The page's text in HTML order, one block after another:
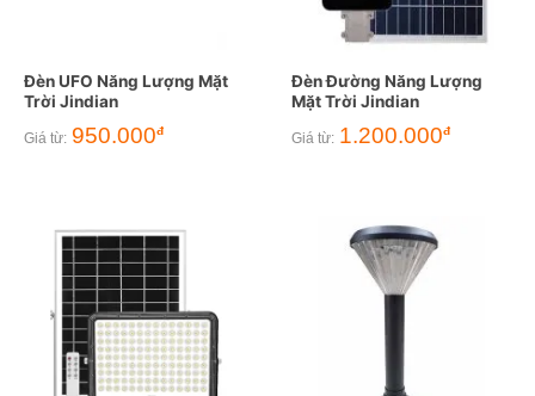
Đèn UFO Năng Lượng Mặt
Trời Jindian
Giá từ: 950.000đ
Đèn Đường Năng Lượng
Mặt Trời Jindian
Giá từ: 1.200.000đ